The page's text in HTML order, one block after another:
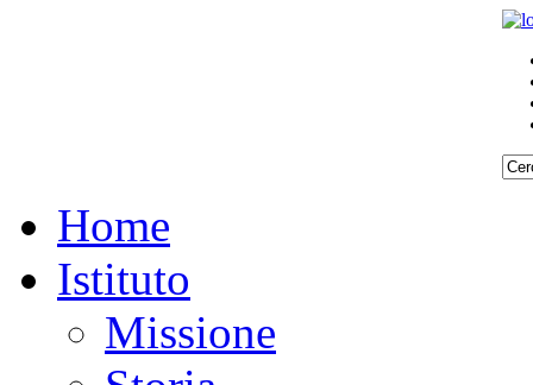
Home
Istituto
Missione